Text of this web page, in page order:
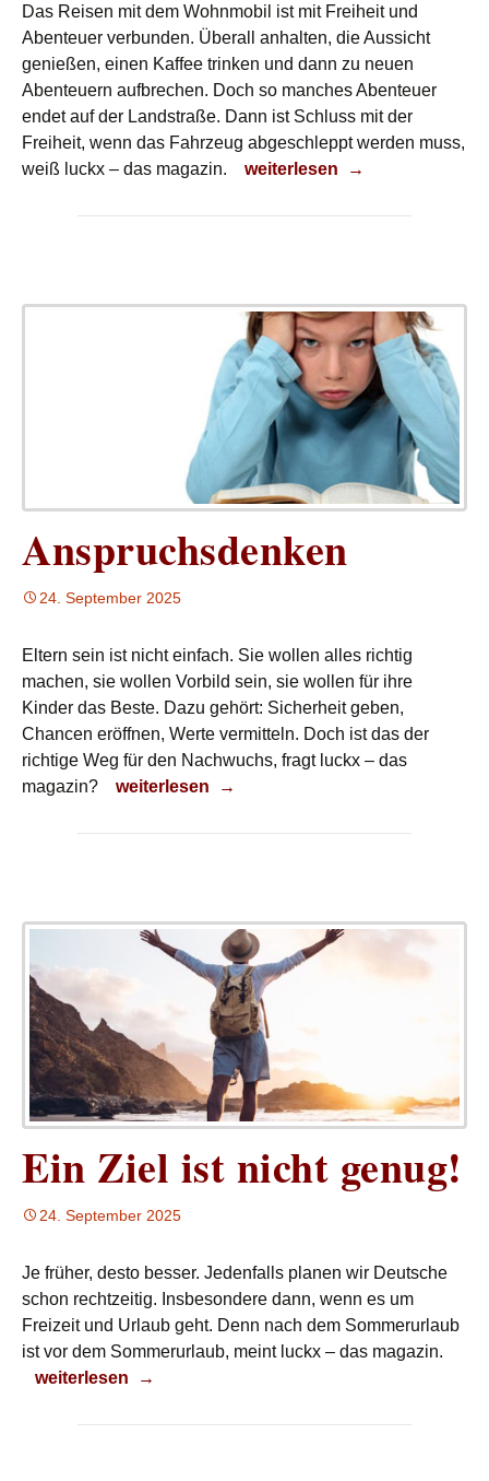
Das Reisen mit dem Wohnmobil ist mit Freiheit und
Abenteuer verbunden. Überall anhalten, die Aussicht
genießen, einen Kaffee trinken und dann zu neuen
Abenteuern aufbrechen. Doch so manches Abenteuer
endet auf der Landstraße. Dann ist Schluss mit der
Freiheit, wenn das Fahrzeug abgeschleppt werden muss,
weiß luckx – das magazin.
Da endet die Freiheit!
weiterlesen →
Anspruchsdenken
24. September 2025
Eltern sein ist nicht einfach. Sie wollen alles richtig
machen, sie wollen Vorbild sein, sie wollen für ihre
Kinder das Beste. Dazu gehört: Sicherheit geben,
Chancen eröffnen, Werte vermitteln. Doch ist das der
richtige Weg für den Nachwuchs, fragt luckx – das
magazin?
Anspruchsdenken
weiterlesen →
Ein Ziel ist nicht genug!
24. September 2025
Je früher, desto besser. Jedenfalls planen wir Deutsche
schon rechtzeitig. Insbesondere dann, wenn es um
Freizeit und Urlaub geht. Denn nach dem Sommerurlaub
ist vor dem Sommerurlaub, meint luckx – das magazin.
Ein Ziel ist nicht genug!
weiterlesen →